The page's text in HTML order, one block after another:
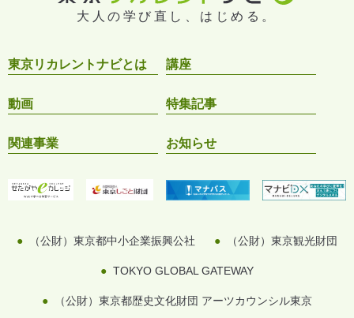
大人の学び直し、はじめる。
東京リカレントナビとは 講座
動画 特集記事
関連事業 お知らせ
（公財）東京都中小企業振興公社 （公財）東京観光財団
TOKYO GLOBAL GATEWAY
（公財）東京都歴史文化財団 アーツカウンシル東京